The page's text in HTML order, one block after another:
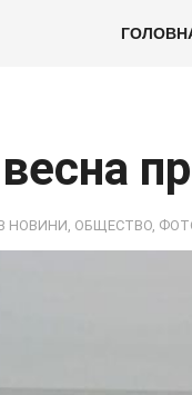
НОВИНИ ОБЩЕСТВО